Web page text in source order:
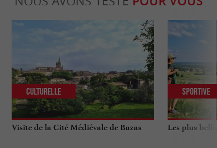
Visite de la Cité Médiévale de Bazas
Culturelle
Les plus
Sportive